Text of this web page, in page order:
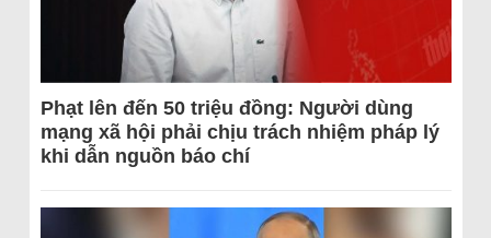
Phạt lên đến 50 triệu đồng: Người dùng
mạng xã hội phải chịu trách nhiệm pháp lý
khi dẫn nguồn báo chí